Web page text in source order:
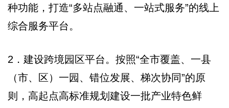
种功能，打造“多站点融通、一站式服务”的线上
综合服务平台。
2．建设跨境园区平台。按照“全市覆盖、一县
（市、区）一园、错位发展、梯次协同”的原
则，高起点高标准规划建设一批产业特色鲜